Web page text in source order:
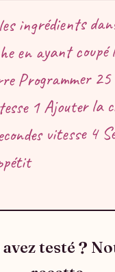
ingrédients
en ayant coupé
Programmer
1 Ajouter la
vitesse 4
testé ?